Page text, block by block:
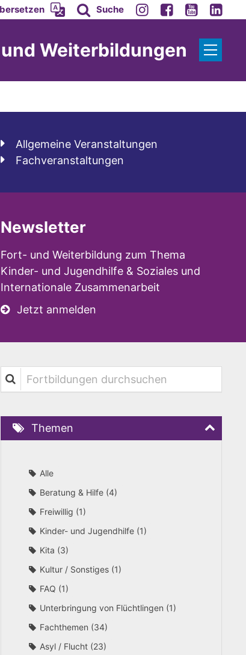
Suche
Weiterbildungen
Allgemeine Veranstaltungen
Fachveranstaltungen
Newsletter
Fort- und Weiterbildung zum Thema
Kinder- und Jugendhilfe & Soziales und
Internationale Zusammenarbeit
Jetzt anmelden
Fortbildungen durchsuchen
Themen
Alle
Beratung & Hilfe 4
Freiwillig
1
Kinder- und Jugendhilfe 1
Kita
3
Kultur / Sonstiges 1
FAQ
1
Unterbringung von Flüchtlingen
1
Fachthemen
34
Asyl / Flucht 23